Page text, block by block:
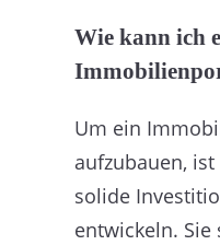
Wie kann ich
Um ein
aufzubauen,
solide
entwickeln.